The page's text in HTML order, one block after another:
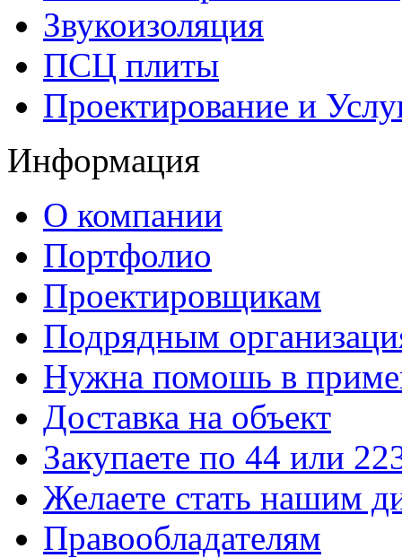
Звукоизоляция
ПСЦ плиты
Проектирование и
Информация
О компании
Портфолио
Проектировщикам
Подрядным
Нужна помошь в
Доставка на объект
Закупаете по 44 или
Желаете стать нашим
Правообладателям